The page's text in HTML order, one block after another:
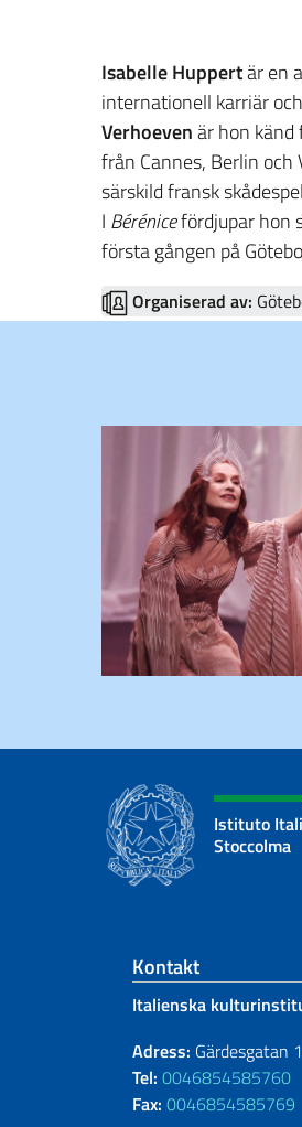
Isabelle Huppertär en
internationell karriär
Verhoevenär hon
från Cannes, Berlin
särskild fransk
I Bérénicefördjupar hon
första gången på
Organiserad av:
Istituto
Stoccolma
Footer
Kontakt
Italienska
Adress: Gärdesgatan
Tel: 0046854585760
Fax: 0046854585769